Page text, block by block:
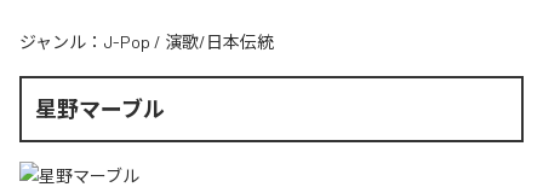
ジャンル： J-Pop / 演歌/日本伝統
星野マーブル